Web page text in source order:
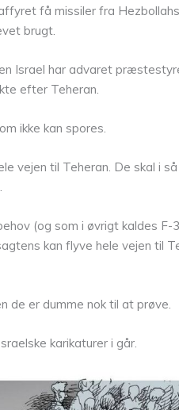
få missiler fra
brugt.
Israel har advaret
efter Teheran.
ikke kan spores.
vejen til Teheran. De skal i
(og som i øvrigt kaldes F-
kan flyve hele vejen til
de er dumme nok til at prøve.
karikaturer i går.